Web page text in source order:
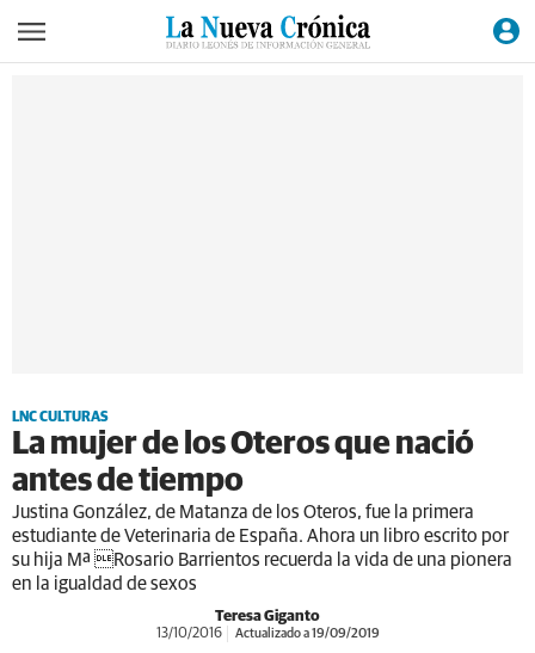
LNC CULTURAS
La mujer de los Oteros que nació
antes de tiempo
Justina González, de Matanza de los Oteros, fue la primera
estudiante de Veterinaria de España. Ahora un libro escrito por
su hija Mª Rosario Barrientos recuerda la vida de una pionera
en la igualdad de sexos
Teresa Giganto
13/10/2016 Actualizado a 19/09/2019